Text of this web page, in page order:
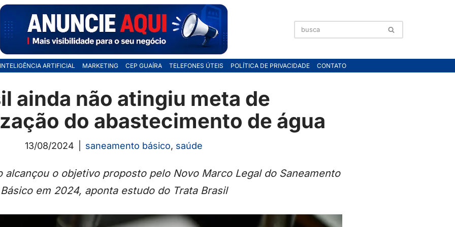
INTELIGÊNCIA ARTIFICIAL MARKETING CEP GUAÍRA TELEFONES ÚTEIS POLÍTICA DE PRIVACIDADE CONTATO
ainda não atingiu meta de
do abastecimento de água
13/08/2024 saneamento básico, saúde
alcançou o objetivo proposto pelo Novo Marco Legal do Saneamento
Básico em 2024, aponta estudo do Trata Brasil